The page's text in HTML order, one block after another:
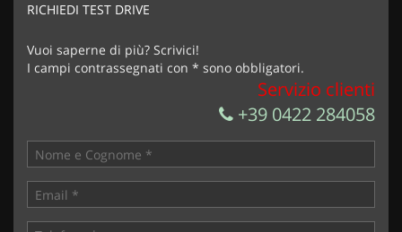
RICHIEDI TEST DRIVE
Vuoi saperne di più? Scrivici!
I campi contrassegnati con * sono obbligatori.
Servizio clienti
+39 0422 284058